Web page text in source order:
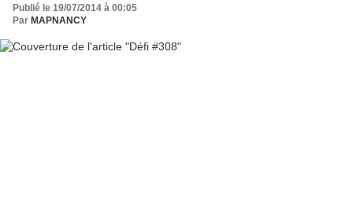
Publié le 19/07/2014 à 00:05
Par MAPNANCY